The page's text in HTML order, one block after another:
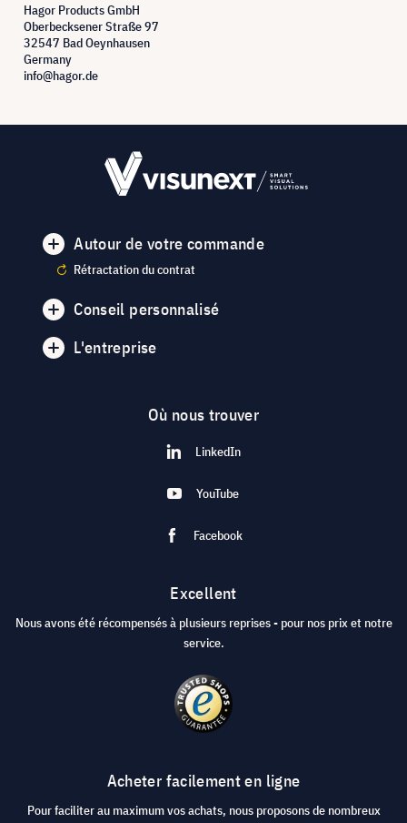
Hagor Products GmbH
Oberbecksener Straße 97
32547 Bad Oeynhausen
Germany
info@hagor.de
Autour de votre commande
Rétractation du contrat
Conseil personnalisé
L'entreprise
Où nous trouver
LinkedIn
YouTube
Facebook
Excellent
Nous avons été récompensés à plusieurs reprises - pour nos prix et notre
service.
Acheter facilement en ligne
Pour faciliter au maximum vos achats, nous proposons de nombreux